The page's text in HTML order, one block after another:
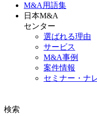
M&A 用語集
日本M&A
センター
選ばれる理由
サービス
M&A事例
案件情報
セミナー・ナ
検索